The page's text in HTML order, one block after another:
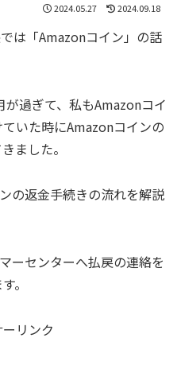
2024.05.27 2024.09.18
は「Amazonコイン」の話
過ぎて、私もAmazonコイ
いた時にAmazonコインの
ました。
の返金手続きの流れを解説
ーセンターへ払戻の連絡を
。
リンク